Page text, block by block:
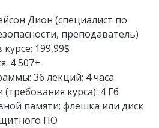
Дион (специалист по
преподаватель)
199,99$
4 507+
36 лекций; 4 часа
курса): 4 Гб
памяти; флешка или диск
ПО